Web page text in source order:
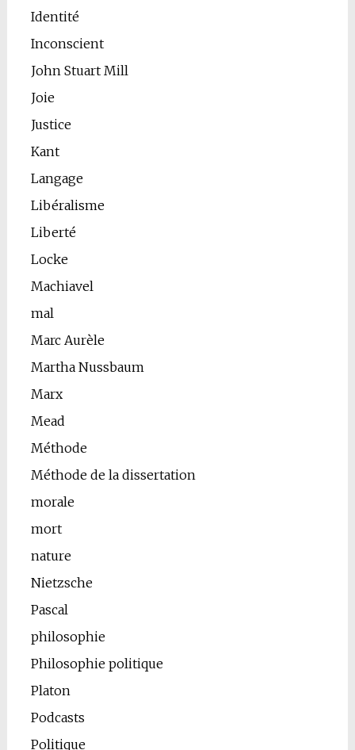
Identité
Inconscient
John Stuart Mill
Joie
Justice
Kant
Langage
Libéralisme
Liberté
Locke
Machiavel
mal
Marc Aurèle
Martha Nussbaum
Marx
Mead
Méthode
Méthode de la dissertation
morale
mort
nature
Nietzsche
Pascal
philosophie
Philosophie politique
Platon
Podcasts
Politique